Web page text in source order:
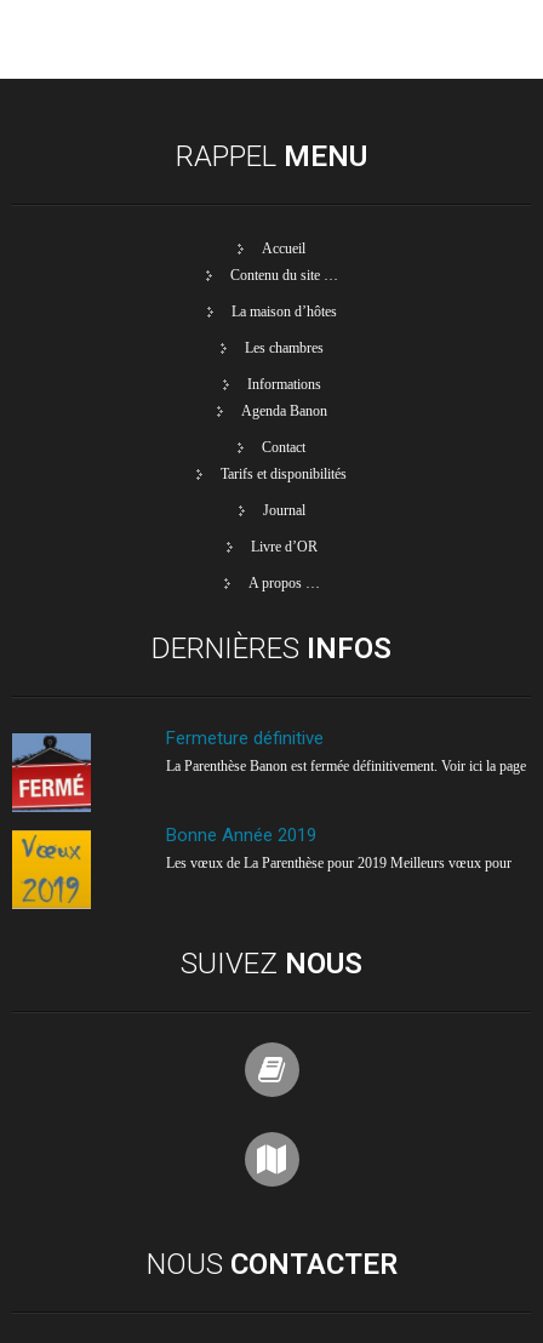
RAPPEL MENU
Accueil
Contenu du site …
La maison d’hôtes
Les chambres
Informations
Agenda Banon
Contact
Tarifs et disponibilités
Journal
Livre d’OR
A propos …
DERNIÈRES INFOS
Fermeture définitive
La Parenthèse Banon est fermée définitivement. Voir ici la page
Bonne Année 2019
Les vœux de La Parenthèse pour 2019 Meilleurs vœux pour
SUIVEZ NOUS
NOUS CONTACTER